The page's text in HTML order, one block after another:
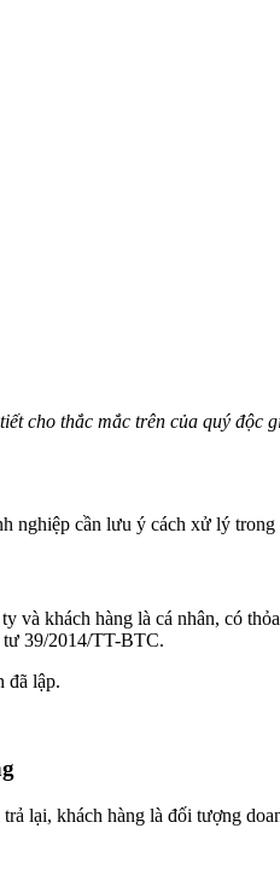
cho thắc mắc trên của quý độc
nghiệp cần lưu ý cách xử lý
khách hàng là cá nhân, có
tư 39/2014/TT-BTC.
đã lập.
lại, khách hàng là đối tượng